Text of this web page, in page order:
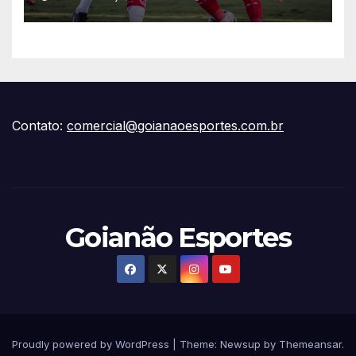
Série B
Contato: comercial@goianaoesportes.com.br
Goianão Esportes
Proudly powered by WordPress Theme: Newsup by Themeansar.